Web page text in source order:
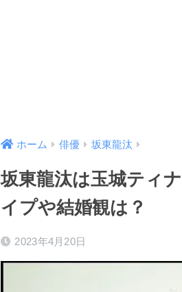
ホーム 俳優 坂東龍汰
坂東龍汰は玉城ティ
イプや結婚観は？
2023年4月20日